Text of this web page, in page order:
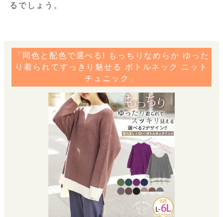
るでしょう。
「同色と配色で選べる! もっちりなめらか ゆった
り着られてすっきり魅せる ボトルネック ニット
チュニック」